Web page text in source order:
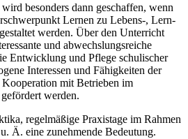
besonders dann geschaffen, wenn
Lernen zu Lebens-, Lern-
werden. Über den Unterricht
und abwechslungsreiche
Entwicklung und Pflege schulischer
Interessen und Fähigkeiten der
mit Betrieben im
werden.
regelmäßige Praxistage im Rahmen
Ä. eine zunehmende Bedeutung.